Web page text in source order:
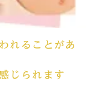
れることがあ
じられます